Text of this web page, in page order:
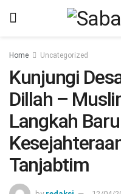
Home Uncategorized
Kunjungi
Dillah –
Langkah
Tanjabtim